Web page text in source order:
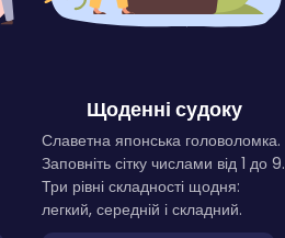
Щоденні судоку
Славетна японська головоломка.
Заповніть сітку числами від 1 до 9.
Три рівні складності щодня:
легкий, середній і складний.